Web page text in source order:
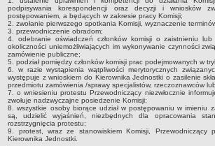
Postanowienia
Inne
Projekty polityk, strategii, planów lub
Raporty o oddziaływaniu przedsięwzięcia na
Strategiczne oceny oddziaływania na
Analizy, opracowania ekofizjograficzne,
OŚWIATA I KULTURA
Informacje
podpisywania korespondencji oraz decyzji i wniosków
postępowaniem, a będących w zakresie pracy Komisji;
2. zwołanie pierwszego spotkania Komisji, wyznaczenie
3. przewodniczenie obradom;
4. odebranie oświadczeń członków komisji o zaistnieniu
okoliczności uniemożliwiających im wykonywanie czynności
zamówienie publiczne;
5. podział pomiędzy członków komisji prac podejmowanych w
6. w razie wystąpienia wątpliwości merytorycznych
występuje z wnioskiem do Kierownika Jednostki o zasilenie
przedmiotu zamówienia /sprawy specjalistów, rzeczoznawców
7. o wniesieniu protestu Przewodniczący niezwłocznie
zwołuje nadzwyczajne posiedzenie Komisji;
8. wszystkie osoby biorące udział w postępowaniu w imieniu
są, udzielić wyjaśnień, niezbędnych dla opracowania
rozstrzygnięcia protestu;
9. protest, wraz ze stanowiskiem Komisji, Przewodniczący
Kierownika Jednostki.